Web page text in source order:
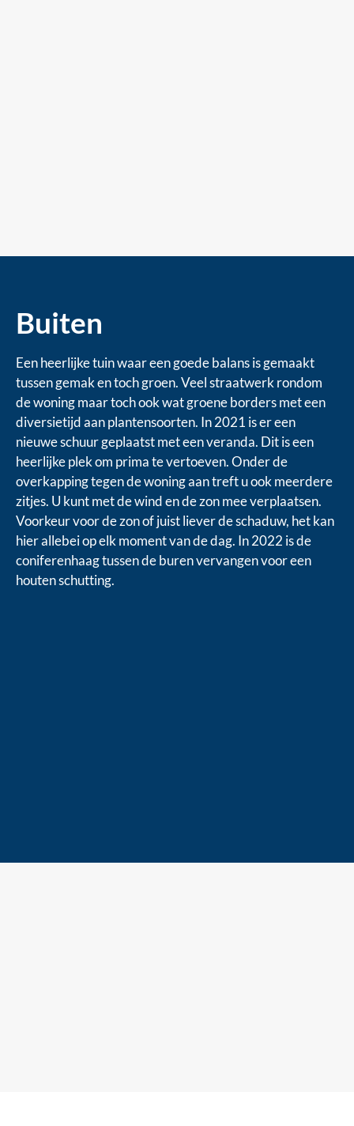
Buiten
Een heerlijke tuin waar een goede balans is gemaakt
tussen gemak en toch groen. Veel straatwerk rondom
de woning maar toch ook wat groene borders met een
diversietijd aan plantensoorten. In 2021 is er een
nieuwe schuur geplaatst met een veranda. Dit is een
heerlijke plek om prima te vertoeven. Onder de
overkapping tegen de woning aan treft u ook meerdere
zitjes. U kunt met de wind en de zon mee verplaatsen.
Voorkeur voor de zon of juist liever de schaduw, het kan
hier allebei op elk moment van de dag. In 2022 is de
coniferenhaag tussen de buren vervangen voor een
houten schutting.